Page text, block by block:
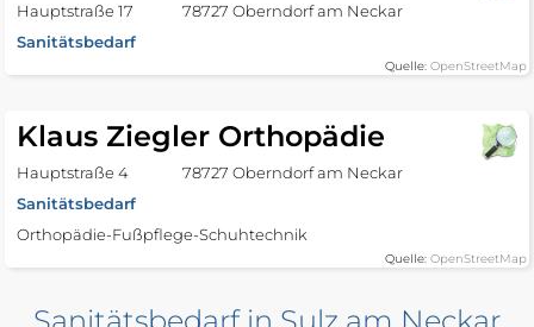
Hauptstraße 17
78727 Oberndorf am Neckar
Sanitätsbedarf
Quelle: OpenStreetMap
Klaus Ziegler Orthopädie
Hauptstraße 4
78727 Oberndorf am Neckar
Sanitätsbedarf
Orthopädie-Fußpflege-Schuhtechnik
Quelle: OpenStreetMap